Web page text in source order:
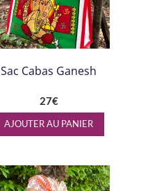
Sac Cabas Ganesh
27€
AJOUTER AU PANIER